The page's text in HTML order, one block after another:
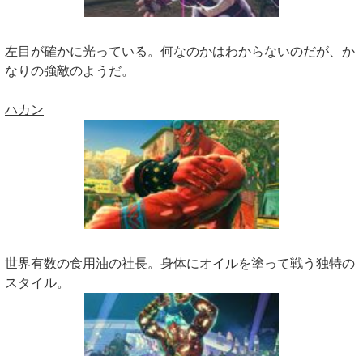
左目が確かに光っている。何なのかはわからないのだが、か
なりの強敵のようだ。
ハカン
世界有数の食用油の社長。身体にオイルを塗って戦う独特の
スタイル。